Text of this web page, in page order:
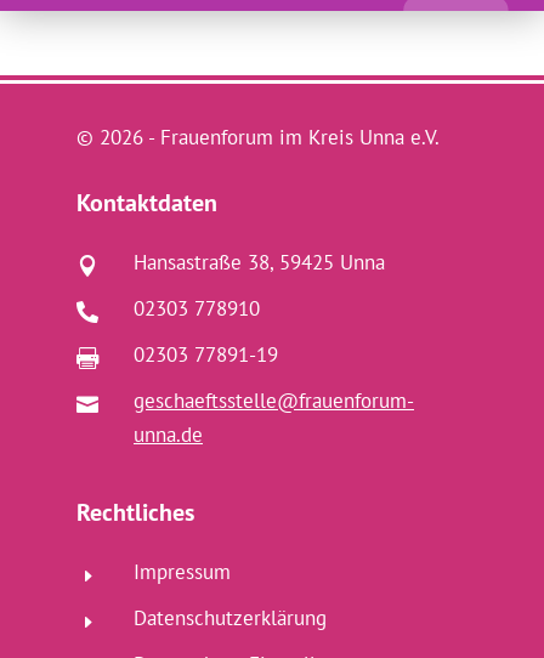
© 2026 - Frauenforum im Kreis Unna e.V.
Kontaktdaten
 Hansastraße 38, 59425 Unna
 02303 778910
 02303 77891-19

geschaeftsstelle@frauenforum-
unna.de
Rechtliches
E Impressum
E Datenschutzerklärung